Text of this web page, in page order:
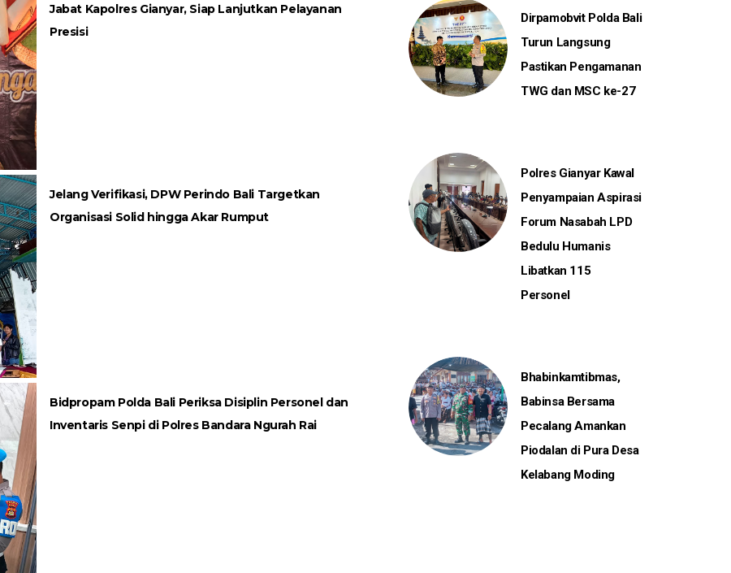
Jabat Kapolres Gianyar, Siap Lanjutkan Pelayanan
Presisi
Jelang Verifikasi, DPW Perindo Bali Targetkan
Organisasi Solid hingga Akar Rumput
Bidpropam Polda Bali Periksa Disiplin Personel dan
Inventaris Senpi di Polres Bandara Ngurah Rai
Dirpamobvit Polda Bali
Turun Langsung
Pastikan Pengamanan
TWG dan MSC ke-27
Polres Gianyar Kawal
Penyampaian Aspirasi
Forum Nasabah LPD
Bedulu Humanis
Libatkan 115
Personel
Bhabinkamtibmas,
Babinsa Bersama
Pecalang Amankan
Piodalan di Pura Desa
Kelabang Moding